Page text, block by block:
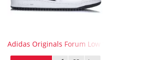
Adidas Originals Forum Low WB White Black